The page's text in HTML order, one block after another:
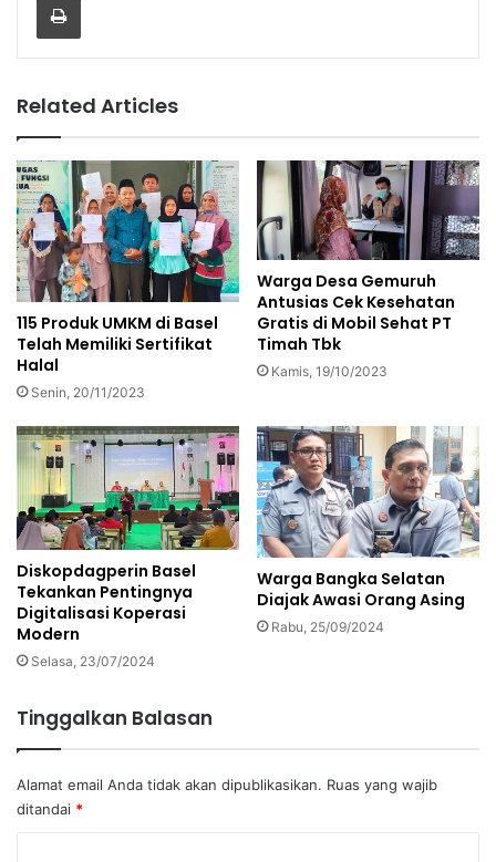
Related Articles
115 Produk UMKM di Basel
Telah Memiliki Sertifikat
Halal
Senin, 20/11/2023
Warga Desa Gemuruh
Antusias Cek Kesehatan
Gratis di Mobil Sehat PT
Timah Tbk
Kamis, 19/10/2023
Diskopdagperin Basel
Tekankan Pentingnya
Digitalisasi Koperasi
Modern
Selasa, 23/07/2024
Warga Bangka Selatan
Diajak Awasi Orang Asing
Rabu, 25/09/2024
Tinggalkan Balasan
Alamat email Anda tidak akan dipublikasikan. Ruas yang wajib
ditandai *